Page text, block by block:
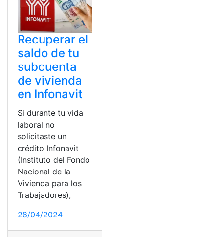
Recuperar el
saldo de tu
subcuenta
de vivienda
en Infonavit
Si durante tu vida
laboral no
solicitaste un
crédito Infonavit
(Instituto del Fondo
Nacional de la
Vivienda para los
Trabajadores),
28/04/2024